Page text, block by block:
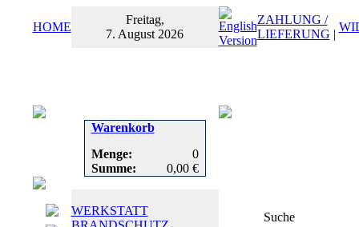
HOME
Freitag,
7. August 2026
ZAHLUNG /
LIEFERUNG |
Warenkorb
Menge:
0
Summe:
0,00 €
WERKSTATT
Suche